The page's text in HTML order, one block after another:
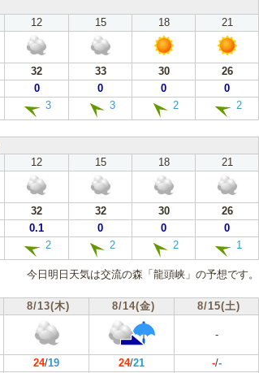
12 15 18
21
32 33 30
26
0 0 0
0
3 3 2 2
12 15 18
21
32 32 30
26
0.1 0 0
0
2 2 2 1
今日明日天気は交流の森「龍頭峡」の予想です。
8/13(木) 8/14(金) 8/15(土)
-
24/19 24/21 -/-